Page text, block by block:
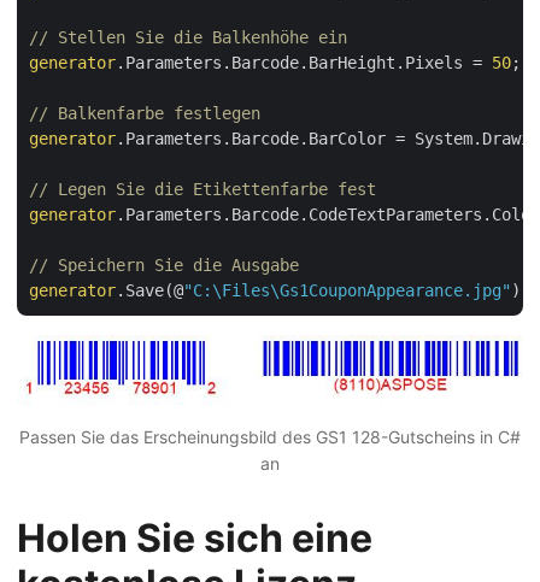
// Stellen Sie die Balkenhöhe ein
generator.Parameters.Barcode.BarHeight.Pixels = 50;
// Balkenfarbe festlegen
generator.Parameters.Barcode.BarColor =
// Legen Sie die Etikettenfarbe fest
generator
// Speichern Sie die Ausgabe
generator.Save(@"C:\Files\Gs1CouponAppearance.jpg"
Passen Sie das Erscheinungsbild des GS1 128-Gutscheins in C#
an
Holen Sie sich eine